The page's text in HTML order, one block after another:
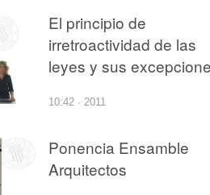
El principio de
irretroactividad de las
leyes y sus
10:42 · 2011
Ponencia Ensamble
Arquitectos